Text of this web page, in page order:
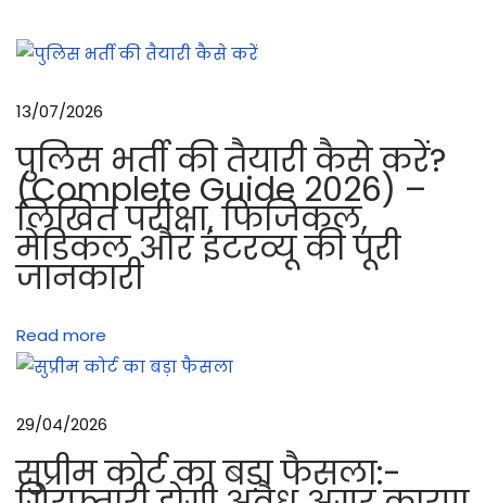
षा
म्बु
श
की
पा
र्टि
फा
य
क
ण्ट्रो
ल
13/07/2026
पुलिस भर्ती की तैयारी कैसे करें?
(Complete Guide 2026) –
लिखित परीक्षा, फिजिकल,
मेडिकल और इंटरव्यू की पूरी
जानकारी
Read more
29/04/2026
सुप्रीम कोर्ट का बड़ा फैसला:-